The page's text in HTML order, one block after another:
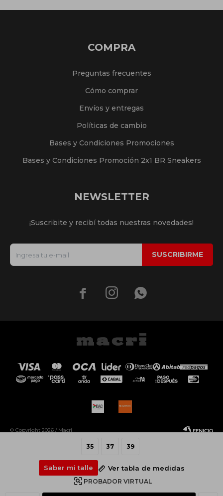
35 37 39
Saber mi talle Ver tabla de medidas
PROBADOR VIRTUAL
COMPRA
Preguntas frecuentes
Cómo comprar
Envíos y entregas
Políticas de cambio
Bases y Condiciones Promociones
Bases y Condiciones Promoción 2x1 BR Sneakers
NEWSLETTER
¡Suscribite y recibí todas nuestras novedades!
SUSCRIBIRME
  
© Copyright 2026 / Macri